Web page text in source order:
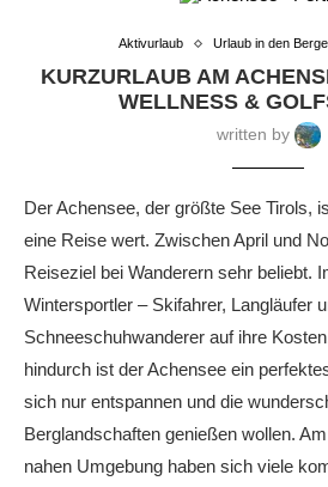
Aktivurlaub Urlaub in den
KURZURLAUB AM
WELLNESS &
written by
Der Achensee, der größte See Tirols,
eine Reise wert. Zwischen April und
Reiseziel bei Wanderern sehr beliebt.
Wintersportler – Skifahrer, Langläufer
Schneeschuhwanderer auf ihre
hindurch ist der Achensee ein
sich nur entspannen und die
Berglandschaften genießen wollen.
nahen Umgebung haben sich viele